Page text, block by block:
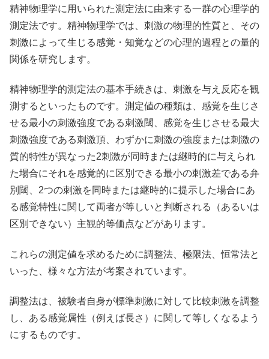
精神物理学に用いられた測定法に由来する一群の心理学的
測定法です。精神物理学では、刺激の物理的性質と、その
刺激によって生じる感覚・知覚などの心理的過程との量的
関係を研究します。
精神物理学的測定法の基本手続きは、刺激を与え反応を観
測するといったものです。測定値の種類は、感覚を生じさ
せる最小の刺激強度である刺激閾、感覚を生じさせる最大
刺激強度である刺激頂、わずかに刺激の強度または刺激の
質的特性が異なった2刺激が同時または継時的に与えられ
た場合にそれを感覚的に区別できる最小の刺激差である弁
別閾、2つの刺激を同時または継時的に提示した場合にあ
る感覚特性に関して両者が等しいと判断される（あるいは
区別できない）主観的等価点などがあります。
これらの測定値を求めるために調整法、極限法、恒常法と
いった、様々な方法が考案されています。
調整法は、被験者自身が標準刺激に対して比較刺激を調整
し、ある感覚属性（例えば長さ）に関して等しくなるよう
にするものです。